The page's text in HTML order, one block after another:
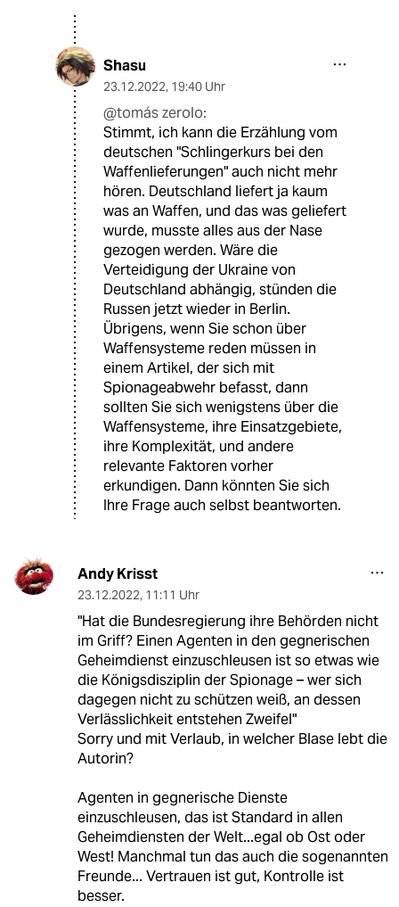
Shasu
23.12.2022, 19:40 Uhr
@tomás zerolo:
Stimmt, ich kann die Erzählung vom
deutschen "Schlingerkurs bei den
Waffenlieferungen" auch nicht mehr
hören. Deutschland liefert ja kaum
was an Waffen, und das was geliefert
wurde, musste alles aus der Nase
gezogen werden. Wäre die
Verteidigung der Ukraine von
Deutschland abhängig, stünden die
Russen jetzt wieder in Berlin.
Übrigens, wenn Sie schon über
Waffensysteme reden müssen in
einem Artikel, der sich mit
Spionageabwehr befasst, dann
sollten Sie sich wenigstens über die
Waffensysteme, ihre Einsatzgebiete,
ihre Komplexität, und andere
relevante Faktoren vorher
erkundigen. Dann könnten Sie sich
Ihre Frage auch selbst beantworten.
Andy Krisst
23.12.2022, 11:11 Uhr
"Hat die Bundesregierung ihre Behörden nicht
im Griff? Einen Agenten in den gegnerischen
Geheimdienst einzuschleusen ist so etwas wie
die Königsdisziplin der Spionage – wer sich
dagegen nicht zu schützen weiß, an dessen
Verlässlichkeit entstehen Zweifel"
Sorry und mit Verlaub, in welcher Blase lebt die
Autorin?
Agenten in gegnerische Dienste
einzuschleusen, das ist Standard in allen
Geheimdiensten der Welt...egal ob Ost oder
West! Manchmal tun das auch die sogenannten
Freunde... Vertrauen ist gut, Kontrolle ist
besser.